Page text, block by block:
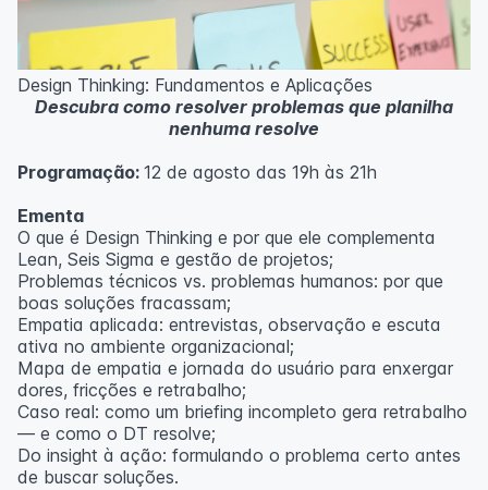
Design Thinking: Fundamentos e Aplicações
Descubra como resolver problemas que planilha
nenhuma resolve
Programação: 12 de agosto das 19h às 21h
Ementa
O que é Design Thinking e por que ele complementa
Lean, Seis Sigma e gestão de projetos;
Problemas técnicos vs. problemas humanos: por que
boas soluções fracassam;
Empatia aplicada: entrevistas, observação e escuta
ativa no ambiente organizacional;
Mapa de empatia e jornada do usuário para enxergar
dores, fricções e retrabalho;
Caso real: como um briefing incompleto gera retrabalho
— e como o DT resolve;
Do insight à ação: formulando o problema certo antes
de buscar soluções.